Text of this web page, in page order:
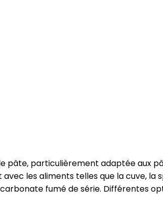
particulièrement adaptée aux
les aliments telles que la cuve, la
fumé de série. Différentes